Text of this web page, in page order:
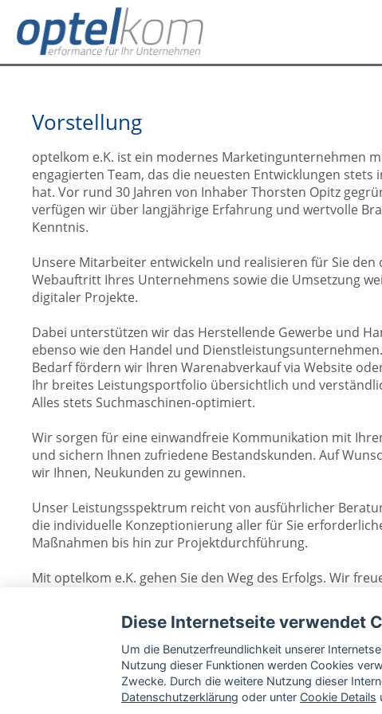
Vorstellung
optelkom e.K. ist ein modernes Marketingunternehmen
engagierten Team, das die neuesten Entwicklungen stets
hat. Vor rund 30 Jahren von Inhaber Thorsten Opitz
verfügen wir über langjährige Erfahrung und wertvolle
Kenntnis.
Unsere Mitarbeiter entwickeln und realisieren für Sie den
Webauftritt Ihres Unternehmens sowie die Umsetzung
digitaler Projekte.
Dabei unterstützen wir das Herstellende Gewerbe und
ebenso wie den Handel und
Bedarf fördern wir Ihren Warenabverkauf via Website
Ihr breites Leistungsportfolio übersichtlich und
Alles stets Suchmaschinen-optimiert.
Wir sorgen für eine einwandfreie Kommunikation mit
und sichern Ihnen zufriedene Bestandskunden. Auf
wir Ihnen, Neukunden zu gewinnen.
Unser Leistungsspektrum reicht von ausführlicher
die individuelle Konzeptionierung aller für Sie
Maßnahmen bis hin zur Projektdurchführung.
Mit optelkom e.K. gehen Sie den Weg des Erfolgs. Wir
Diese Internetseite verwendet
Um die Benutzerfreundlichkeit unserer
Nutzung dieser Funktionen werden Cookies
Zwecke. Durch die weitere Nutzung dieser
Datenschutzerklärung oder unter Cookie Details